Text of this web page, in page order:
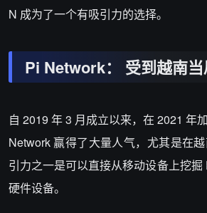
N 成为了一个有吸引力的选择。
Pi Network： 受到越南
自 2019 年3 月成立以来，在 2021 年
Network赢得了大量人气，尤其是在
引力之一是可以直接从移动设备上挖掘
硬件设备。